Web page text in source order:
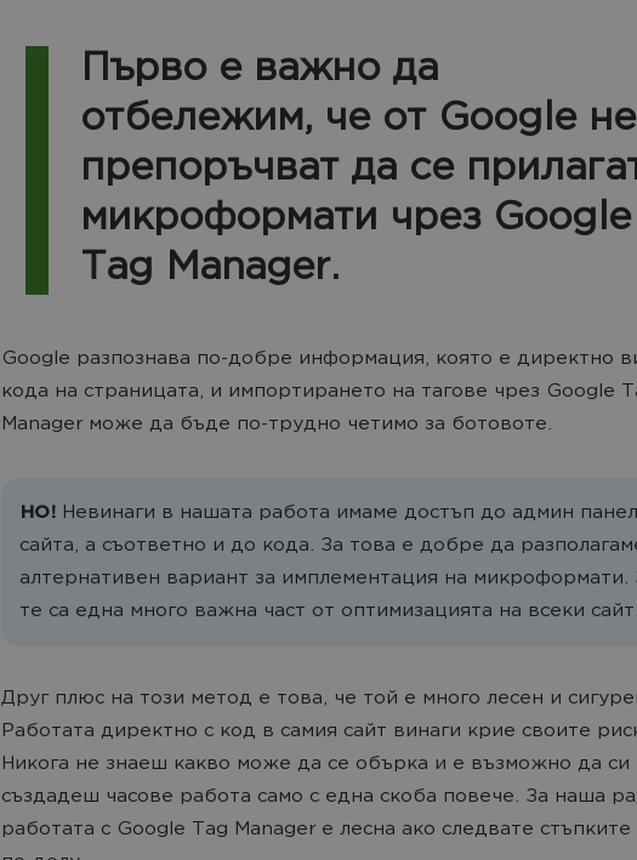
Първо е важно да
отбележим, че от Google не
препоръчват да се
микроформати чрез Google
Tag Manager.
Google разпознава по-добре информация, която е директно
кода на страницата, и импортирането на тагове чрез Google
Manager може да бъде по-трудно четимо за ботовоте.
НО! Невинаги в нашата работа имаме достъп до админ
сайта, а съответно и до кода. За това е добре да
алтернативен вариант за имплементация на
те са една много важна част от оптимизацията на всеки
Друг плюс на този метод е това, че той е много лесен и
Работата директно с код в самия сайт винаги крие своите
Никога не знаеш какво може да се обърка и е възможно да си
създадеш часове работа само с една скоба повече. За наша
работата с Google Tag Manager е лесна ако следвате стъпките